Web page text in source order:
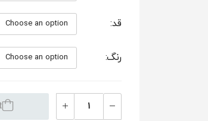
قد
رنگ